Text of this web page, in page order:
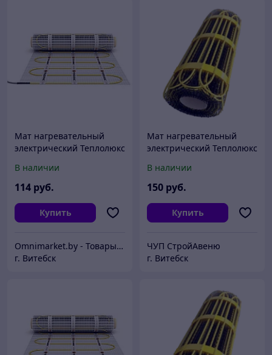
Мат нагревательный
электрический Теплолюкс
Россия
В наличии
114 руб.
Купить
Omnimarket.by - Товары для дома и стройки с доставкой по Беларуси
г. Витебск
Мат нагревательный
электрический Теплолюкс
Россия
В наличии
150 руб.
Купить
ЧУП СтройАвеню
г. Витебск